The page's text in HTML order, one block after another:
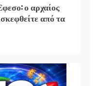
ο αρχαίος
από τα